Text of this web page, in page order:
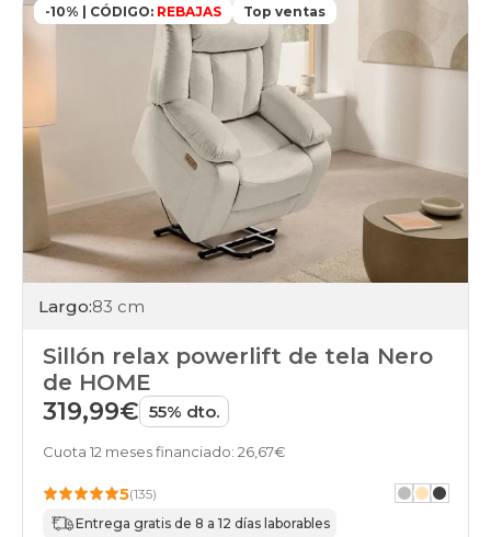
-10% | CÓDIGO: REBAJAS Top ventas
Largo:83 cm
Sillón relax powerlift de tela Nero
de HOME
319,99€ 55% dto.
Cuota 12 meses financiado: 26,67€
5(135)
Entrega gratis de 8 a 12 días laborables